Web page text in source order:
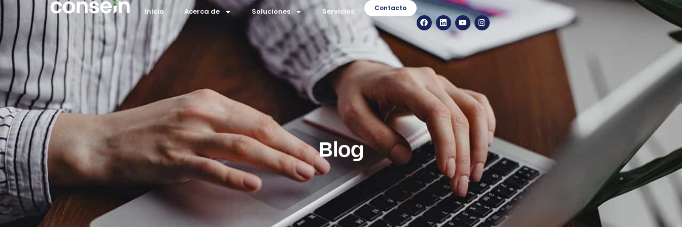
Inicio Acerca de Soluciones Servicios Contacto
Blog